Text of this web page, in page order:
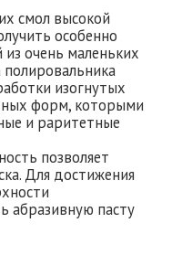
смол высокой
особенно
очень маленьких
полировальника
изогнутых
форм, которыми
и раритетные
позволяет
Для достижения
абразивную пасту